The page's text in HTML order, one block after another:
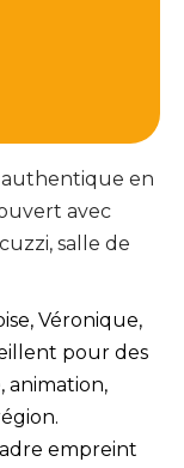
authentique en
avec
salle de
Véronique,
pour des
animation,
empreint